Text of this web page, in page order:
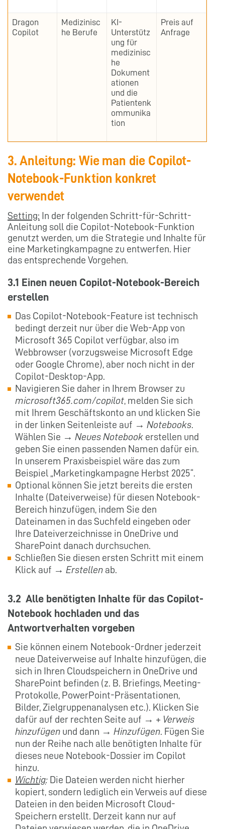
Dragon
Copilot
Medizinisc
he Berufe
KI-
Unterstütz
ung für
medizinisc
he
Dokument
ationen
und die
Patientenk
ommunika
tion
Preis auf
Anfrage
3. Anleitung: Wie man die Copilot-
Notebook-Funktion konkret
verwendet
Setting: In der folgenden Schritt-für-Schritt-
Anleitung soll die Copilot-Notebook-Funktion
genutzt werden, um die Strategie und Inhalte für
eine Marketingkampagne zu entwerfen. Hier
das entsprechende Vorgehen.
3.1 Einen neuen Copilot-Notebook-Bereich
erstellen
Das Copilot-Notebook-Feature ist technisch
bedingt derzeit nur über die Web-App von
Microsoft 365 Copilot verfügbar, also im
Webbrowser (vorzugsweise Microsoft Edge
oder Google Chrome), aber noch nicht in der
Copilot-Desktop-App.
Navigieren Sie daher in Ihrem Browser zu
microsoft365.com/copilot, melden Sie sich
mit Ihrem Geschäftskonto an und klicken Sie
in der linken Seitenleiste auf → Notebooks.
Wählen Sie → Neues Notebook erstellen und
geben Sie einen passenden Namen dafür ein.
In unserem Praxisbeispiel wäre das zum
Beispiel „Marketingkampagne Herbst 2025“.
Optional können Sie jetzt bereits die ersten
Inhalte (Dateiverweise) für diesen Notebook-
Bereich hinzufügen, indem Sie den
Dateinamen in das Suchfeld eingeben oder
Ihre Dateiverzeichnisse in OneDrive und
SharePoint danach durchsuchen.
Schließen Sie diesen ersten Schritt mit einem
Klick auf → Erstellen ab.
3.2 Alle benötigten Inhalte für das Copilot-
Notebook hochladen und das
Antwortverhalten vorgeben
Sie können einem Notebook-Ordner jederzeit
neue Dateiverweise auf Inhalte hinzufügen, die
sich in Ihren Cloudspeichern in OneDrive und
SharePoint befinden (z. B. Briefings, Meeting-
Protokolle, PowerPoint-Präsentationen,
Bilder, Zielgruppenanalysen etc.). Klicken Sie
dafür auf der rechten Seite auf → + Verweis
hinzufügen und dann → Hinzufügen. Fügen Sie
nun der Reihe nach alle benötigten Inhalte für
dieses neue Notebook-Dossier im Copilot
hinzu.
Wichtig: Die Dateien werden nicht hierher
kopiert, sondern lediglich ein Verweis auf diese
Dateien in den beiden Microsoft Cloud-
Speichern erstellt. Derzeit kann nur auf